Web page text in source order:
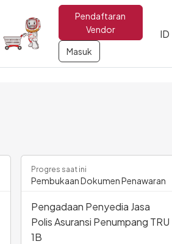
Pendaftaran
Vendor
Masuk
ID
Progres saat ini
Pembukaan Dokumen Penawaran
Pengadaan Penyedia Jasa
Polis Asuransi Penumpang TRU
1B